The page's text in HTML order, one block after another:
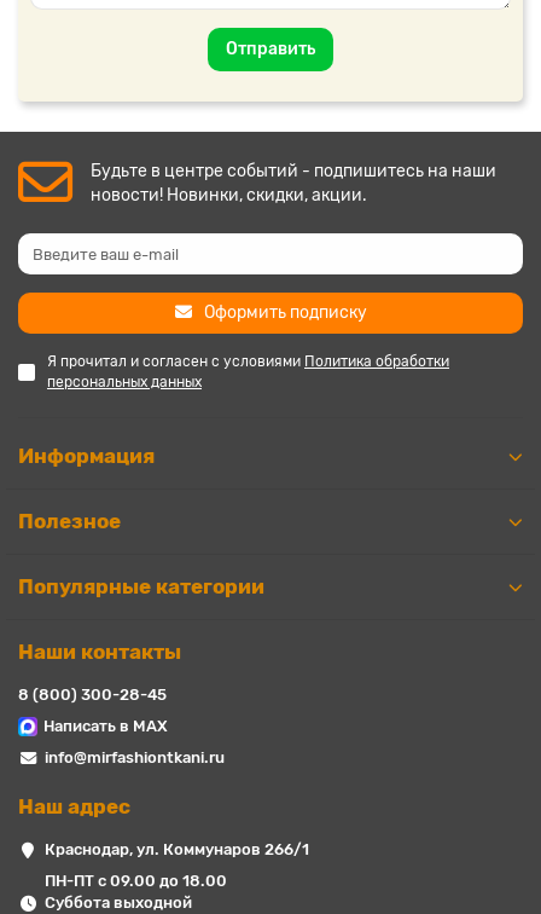
Отправить
Будьте в центре событий - подпишитесь на наши
новости! Новинки, скидки, акции.
Оформить подписку
Я прочитал и согласен с условиями Политика обработки
персональных данных
Информация
Полезное
Популярные категории
Наши контакты
8 (800) 300-28-45
Написать в MAX
info@mirfashiontkani.ru
Наш адрес
Краснодар, ул. Коммунаров 266/1
ПН-ПТ с 09.00 до 18.00
Суббота выходной